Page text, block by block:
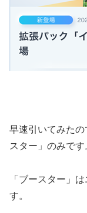
早速引いてみた
スター」のみです
「ブースター」
す。